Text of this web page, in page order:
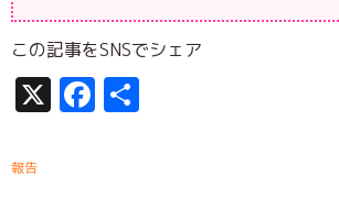
この記事をSNSでシェア
X Facebook
報告